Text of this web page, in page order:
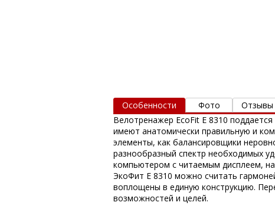
Особенности Фото
Отзывы
Велотренажер EcoFit E 8310
имеют анатомически правильную и
элементы, как балансировщики
разнообразный спектр необходимых
компьютером с читаемым дисплеем,
ЭкоФит Е 8310 можно считать
воплощены в единую конструкцию.
возможностей и целей.